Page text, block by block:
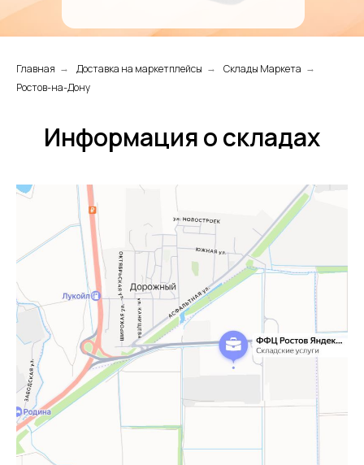
Главная → Доставка на маркетплейсы → Склады Маркета →
Ростов-на-Дону
Информация о складах